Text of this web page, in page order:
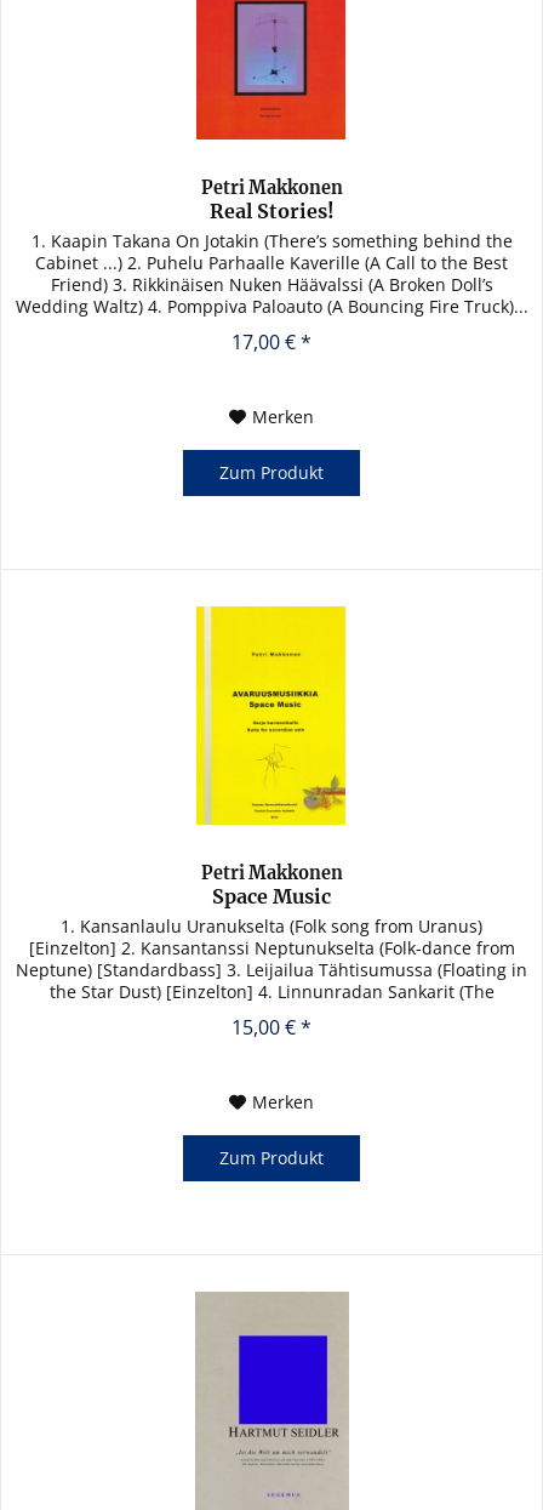
Petri Makkonen
Real Stories!
1. Kaapin Takana On Jotakin (There’s something behind the
Cabinet ...) 2. Puhelu Parhaalle Kaverille (A Call to the Best
Friend) 3. Rikkinäisen Nuken Häävalssi (A Broken Doll’s
Wedding Waltz) 4. Pomppiva Paloauto (A Bouncing Fire Truck)...
17,00 € *
Merken
Zum Produkt
Petri Makkonen
Space Music
1. Kansanlaulu Uranukselta (Folk song from Uranus)
[Einzelton] 2. Kansantanssi Neptunukselta (Folk-dance from
Neptune) [Standardbass] 3. Leijailua Tähtisumussa (Floating in
the Star Dust) [Einzelton] 4. Linnunradan Sankarit (The
15,00 € *
Merken
Zum Produkt